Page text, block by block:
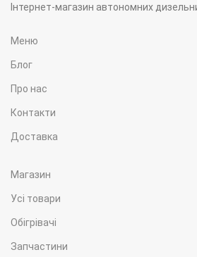
Інтернет-магазин автономних
Меню
Блог
Про нас
Контакти
Доставка
Магазин
Усі товари
Обігрівачі
Запчастини